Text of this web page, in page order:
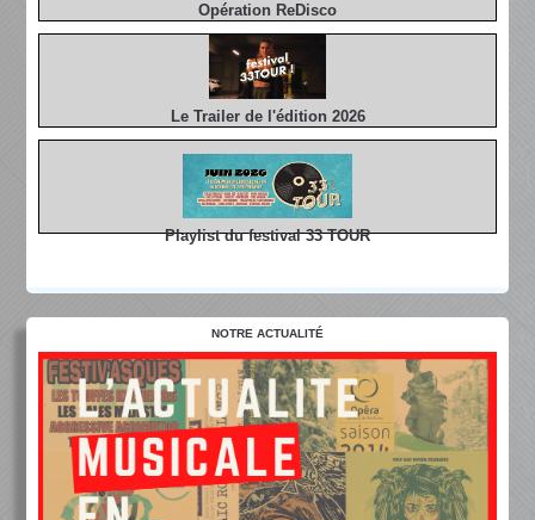
Opération ReDisco
Le Trailer de l'édition 2026
Playlist du festival 33 TOUR
NOTRE ACTUALITÉ